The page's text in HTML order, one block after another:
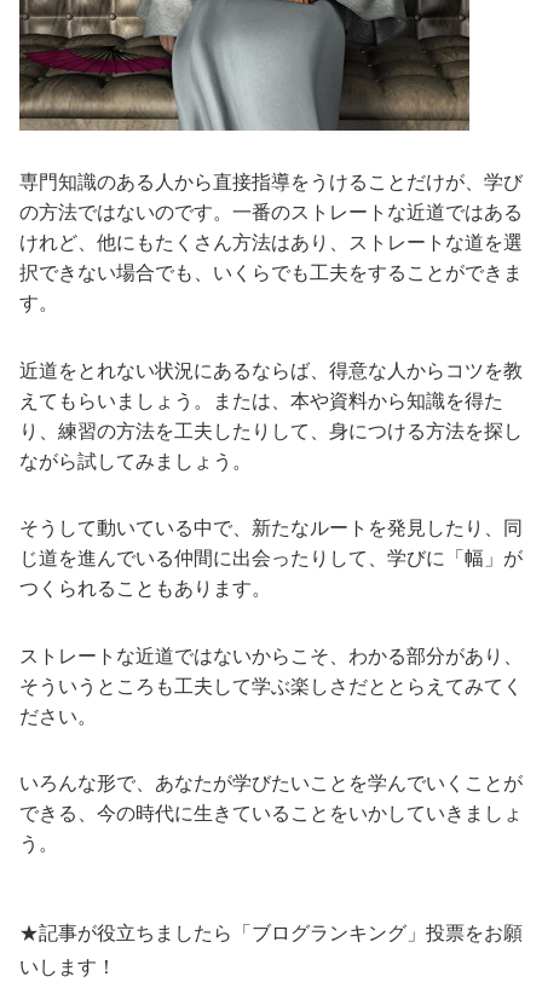
専門知識のある人から直接指導をうけることだけが、学び
の方法ではないのです。一番のストレートな近道ではある
けれど、他にもたくさん方法はあり、ストレートな道を選
択できない場合でも、いくらでも工夫をすることができま
す。
近道をとれない状況にあるならば、得意な人からコツを教
えてもらいましょう。または、本や資料から知識を得た
り、練習の方法を工夫したりして、身につける方法を探し
ながら試してみましょう。
そうして動いている中で、新たなルートを発見したり、同
じ道を進んでいる仲間に出会ったりして、学びに「幅」が
つくられることもあります。
ストレートな近道ではないからこそ、わかる部分があり、
そういうところも工夫して学ぶ楽しさだととらえてみてく
ださい。
いろんな形で、あなたが学びたいことを学んでいくことが
できる、今の時代に生きていることをいかしていきましょ
う。
★記事が役立ちましたら「ブログランキング」投票をお願
いします！